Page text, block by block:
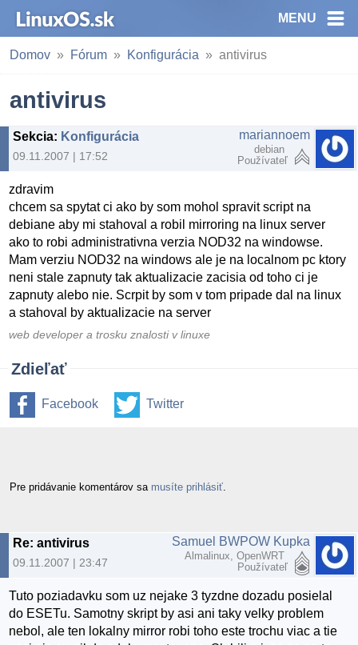
MENU
Domov Fórum Konfigurácia antivirus
antivirus
Sekcia: Konfigurácia
09.11.2007 | 17:52
mariannoem
debian
Používateľ
zdravim
chcem sa spytat ci ako by som mohol spravit script na
debiane aby mi stahoval a robil mirroring na linux server
ako to robi administrativna verzia NOD32 na windowse.
Mam verziu NOD32 na windows ale je na localnom pc ktory
neni stale zapnuty tak aktualizacie zacisia od toho ci je
zapnuty alebo nie. Scrpit by som v tom pripade dal na linux
a stahoval by aktualizacie na server
web developer a trosku znalosti v linuxe
Zdieľať
Facebook Twitter
Pre pridávanie komentárov sa musíte prihlásiť
Re: antivirus
09.11.2007 | 23:47
Samuel BWPOW Kupka
Almalinux, OpenWRT
Používateľ
Tuto poziadavku som uz nejake 3 tyzdne dozadu posielal
do ESETu. Samotny skript by asi ani taky velky problem
nebol, ale ten lokalny mirror robi toho este trochu viac a tie